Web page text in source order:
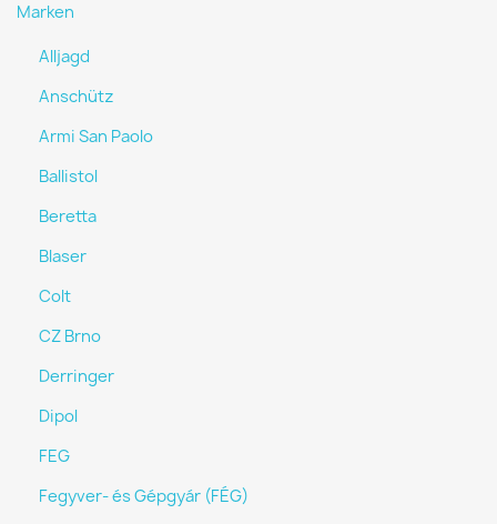
Marken
Alljagd
Anschütz
Armi San Paolo
Ballistol
Beretta
Blaser
Colt
CZ Brno
Derringer
Dipol
FEG
Fegyver- és Gépgyár (FÉG)